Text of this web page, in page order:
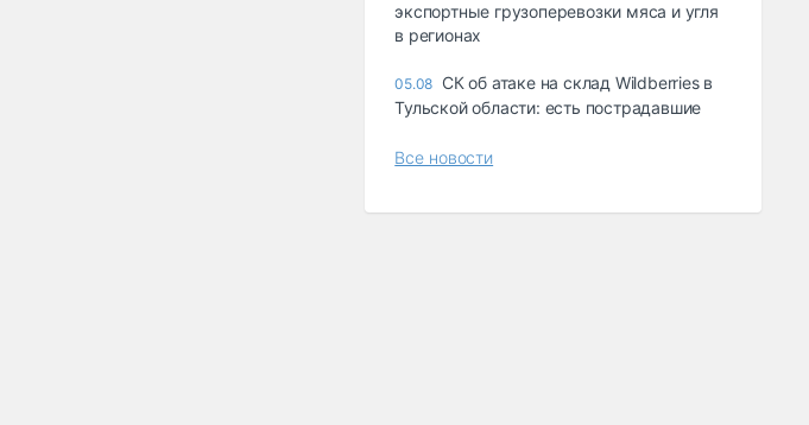
экспортные грузоперевозки мяса и угля
в регионах
05.08 СК об атаке на склад Wildberries в
Тульской области: есть пострадавшие
Все новости